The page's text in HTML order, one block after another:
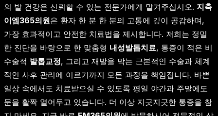
의 발 건강은 신뢰할 수 있는 전문가에게 맡겨주십시오. 지축
이엠365의원은 환자 한 분 한 분의 고통에 깊이 공감하며,
가장 효과적이고 안전한 치료법을 제시합니다. 저희는 정밀
한 진단을 바탕으로 한 맞춤형 내성발톱치료, 통증이 적은 비
수술적 발톱교정, 그리고 재발을 막는 근본적인 수술과 체계
적인 사후 관리에 이르기까지 모든 과정을 책임집니다. 바쁜
일상 속에서도 치료받으실 수 있도록 평일 야간과 주말에도
문을 활짝 열어두고 있습니다. 더 이상 지긋지긋한 통증을 참